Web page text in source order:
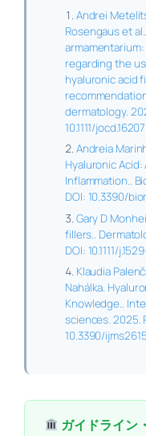
Andrei
Rosengaus et
regarding the
hyaluronic acid
dermatology.
10.1111/jocd.16207
Andreia
Hyaluronic
Inflammation..
DOI: 10.3390/
Gary D
fillers..
DOI: 10.1111/
Klaudia
Nahálka.
Knowledge..
sciences. 2025.
10.3390/
ガイドライン